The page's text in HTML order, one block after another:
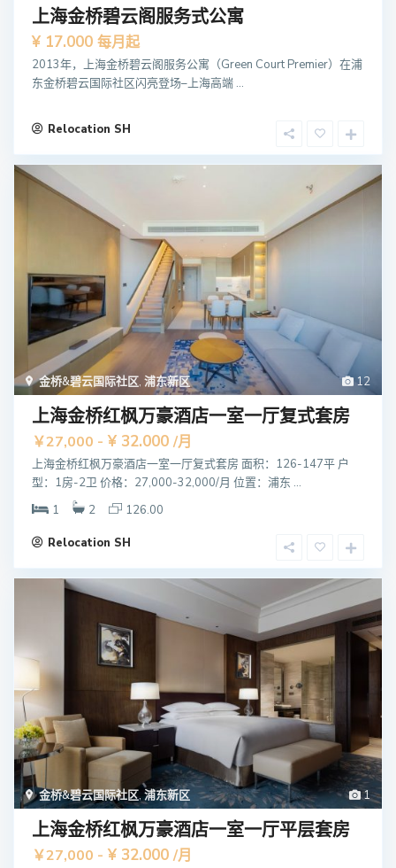
上海金桥碧云阁服务式公寓
¥ 17.000 每月起
2013年，上海金桥碧云阁服务公寓（Green Court Premier）在浦
东金桥碧云国际社区闪亮登场–上海高端 ...
Relocation SH
12
金桥&碧云国际社区, 浦东新区
上海金桥红枫万豪酒店一室一厅复式套房
￥27,000 - ¥ 32.000 /月
上海金桥红枫万豪酒店一室一厅复式套房 面积：126-147平 户
型：1房-2卫 价格：27,000-32,000/月 位置：浦东 ...
1
2 126.00
Relocation SH
1
金桥&碧云国际社区,浦东新区
上海金桥红枫万豪酒店一室一厅平层套房
￥27,000 - ¥ 32.000 /月